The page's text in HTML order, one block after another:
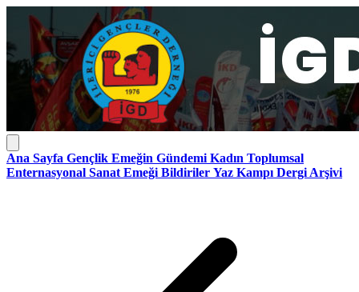
Ana Sayfa Gençlik Emeğin Gündemi Kadın Toplumsal
Enternasyonal Sanat Emeği Bildiriler Yaz Kampı Dergi Arşivi